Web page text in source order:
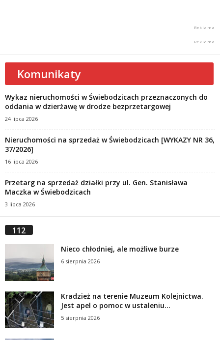
Komunikaty
Wykaz nieruchomości w Świebodzicach przeznaczonych do
oddania w dzierżawę w drodze bezprzetargowej
24 lipca 2026
Nieruchomości na sprzedaż w Świebodzicach [WYKAZY NR 36,
37/2026]
16 lipca 2026
Przetarg na sprzedaż działki przy ul. Gen. Stanisława
Maczka w Świebodzicach
3 lipca 2026
112
Nieco chłodniej, ale możliwe burze
6 sierpnia 2026
Kradzież na terenie Muzeum Kolejnictwa.
Jest apel o pomoc w ustaleniu...
5 sierpnia 2026